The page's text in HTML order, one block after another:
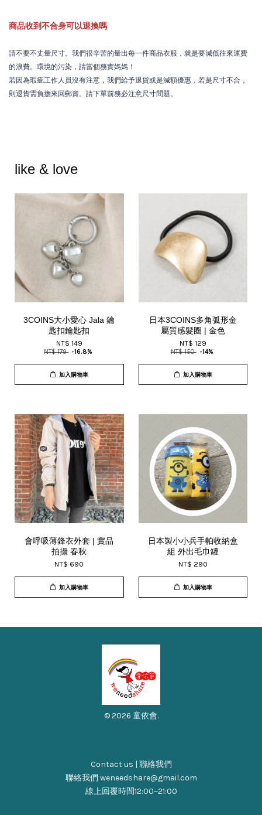
商品收到不合身可以退換嗎
請不要不丈量尺寸。我們很辛苦的量出每一件商品衣服，就是要減低往來運費
的浪費。環境的污染，請當個務實媽媽！
若因為瑕疵工作人員沒有注意，我們給予退貨或是減額優惠，若是尺寸不合，
則退貨需負擔來回郵資。請下單前務必注意尺寸問題。
like & love
3COINS大小愛心 Jala 鑰
匙扣鑰匙扣
NT$ 149
NT$ 179 -16.8%
加入購物車
日本3COINS多角弧形金
屬質感髮圈 | 金色
NT$ 129
NT$ 150 -14%
加入購物車
會呼吸薄鋒衣外套 | 實品
拍攝 春秋
NT$ 690
加入購物車
日本製小小兵手帕收納盒
組 外出毛巾罐
NT$ 290
加入購物車
© 2026 童依會.
Contact us | 聯絡我們
聯絡我們 weneedshare@gmail.com
線上回覆時間12:00~21:00